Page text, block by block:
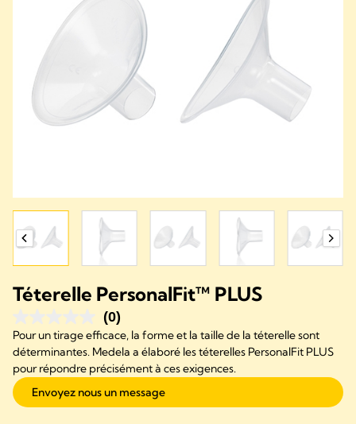
Téterelle PersonalFit™ PLUS
(0)
Pour un tirage efficace, la forme et la taille de la téterelle sont
déterminantes. Medela a élaboré les téterelles PersonalFit PLUS
pour répondre précisément à ces exigences.
Envoyez nous un message